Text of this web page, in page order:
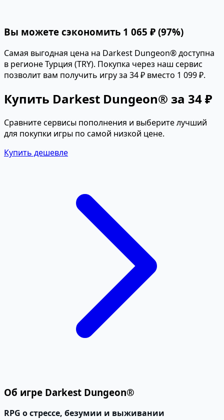
Вы можете сэкономить 1 065 ₽ (97%)
Самая выгодная цена на Darkest Dungeon® доступна
в регионе Турция (TRY). Покупка через наш сервис
позволит вам получить игру за 34 ₽ вместо 1 099 ₽.
Купить Darkest Dungeon® за 34 ₽
Сравните сервисы пополнения и выберите лучший
для покупки игры по самой низкой цене.
Купить дешевле
Об игре Darkest Dungeon®
RPG о стрессе, безумии и выживании